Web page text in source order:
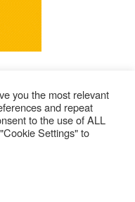
Ausgaben Lesen
– Magazine Poly – BKN
you the most relevant
and repeat
to the use of ALL
Settings" to